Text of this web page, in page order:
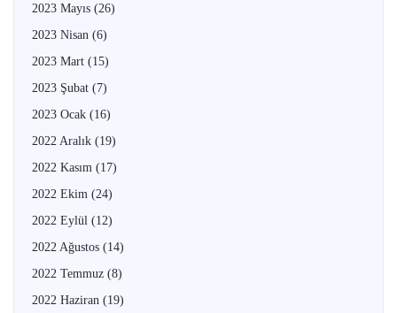
2023 Mayıs (26)
2023 Nisan (6)
2023 Mart (15)
2023 Şubat (7)
2023 Ocak (16)
2022 Aralık (19)
2022 Kasım (17)
2022 Ekim (24)
2022 Eylül (12)
2022 Ağustos (14)
2022 Temmuz (8)
2022 Haziran (19)